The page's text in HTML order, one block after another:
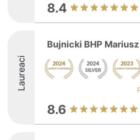
8.4
Laureaci
Bujnicki BHP
8.6